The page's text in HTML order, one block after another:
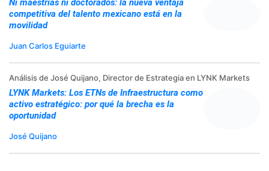
Ni maestrías ni doctorados: la nueva ventaja
competitiva del talento mexicano está en la
movilidad
Juan Carlos Eguiarte
Análisis de José Quijano, Director de Estrategia en LYNK Markets
LYNK Markets: Los ETNs de Infraestructura como
activo estratégico: por qué la brecha es la
oportunidad
José Quijano